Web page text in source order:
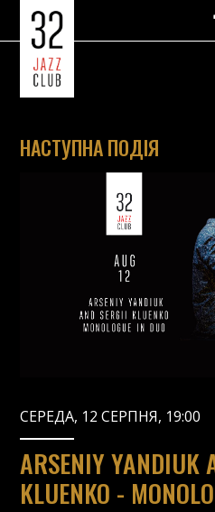
НАСТУПНА ПОДІЯ
СЕРЕДА, 12 СЕРПНЯ, 19:00
ARSENIY YANDIUK
KLUENKO -